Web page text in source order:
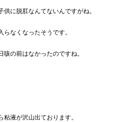
供に脱肛なんてないんですがね。
なくなったそうです。
咳の前はなかったのですね。
粘液が沢山出ております。